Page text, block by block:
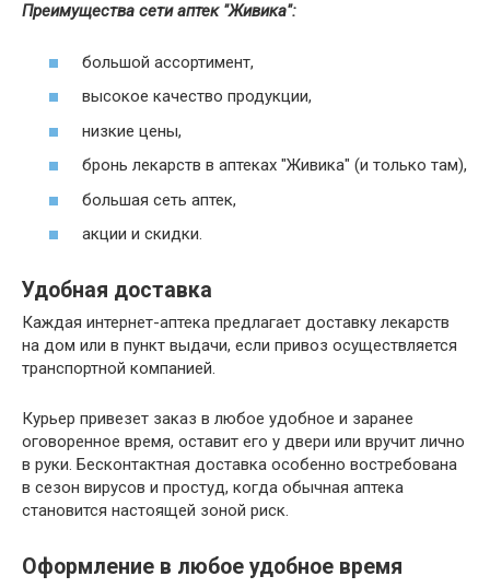
Преимущества сети аптек "Живика":
большой ассортимент,
высокое качество продукции,
низкие цены,
бронь лекарств в аптеках "Живика" (и только там),
большая сеть аптек,
акции и скидки.
Удобная доставка
Каждая интернет-аптека предлагает доставку лекарств
на дом или в пункт выдачи, если привоз осуществляется
транспортной компанией.
Курьер привезет заказ в любое удобное и заранее
оговоренное время, оставит его у двери или вручит лично
в руки. Бесконтактная доставка особенно востребована
в сезон вирусов и простуд, когда обычная аптека
становится настоящей зоной риск.
Оформление в любое удобное время